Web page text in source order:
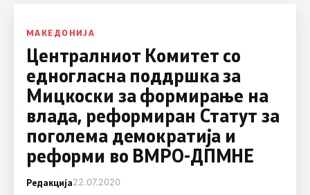
МАКЕДОНИЈА
Централниот Комитет со
едногласна поддршка за
Мицкоски за формирање на
влада, реформиран Статут за
поголема демократија и
реформи во ВМРО-ДПМНЕ
Редакција22.07.2020